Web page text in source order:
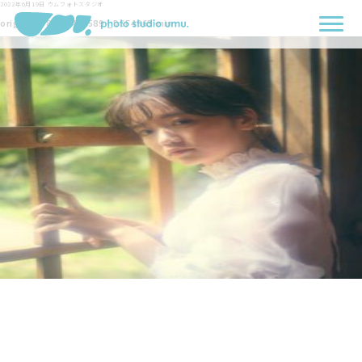
2022年6月19日 ウムフォトスタジオ
originals-8255-444589-_DSF4963-min